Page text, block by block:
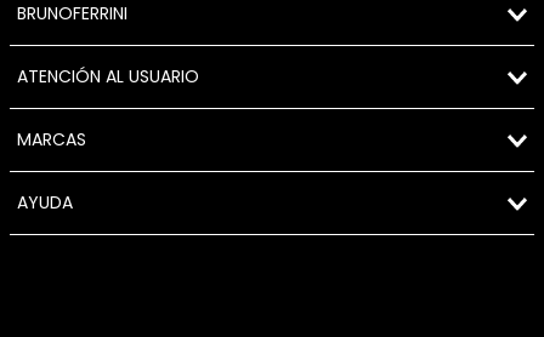
BRUNOFERRINI
ATENCIÓN AL USUARIO
MARCAS
AYUDA